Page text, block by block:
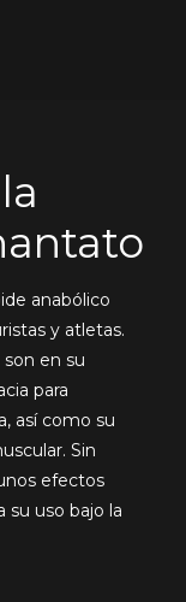
anabólico
y atletas.
en su
para
así como su
Sin
efectos
su uso bajo la